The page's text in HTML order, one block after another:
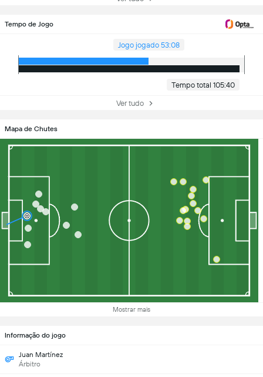
Tempo de Jogo
Jogo jogado 53:08
Tempo total 105:40
Ver tudo
Mapa de Chutes
Mostrar mais
Informação do jogo
Juan Martínez
Árbitro